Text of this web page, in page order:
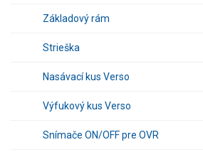
Základový rám
Strieška
Nasávací kus Verso
Výfukový kus Verso
Snímače ON/OFF pre OVR